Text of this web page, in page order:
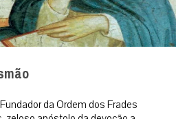
da Ordem dos Frades